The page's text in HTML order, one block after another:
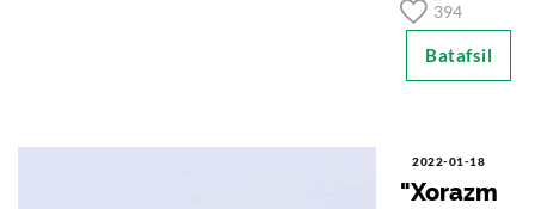
394
Batafsil
2022-01-18
"Xorazm